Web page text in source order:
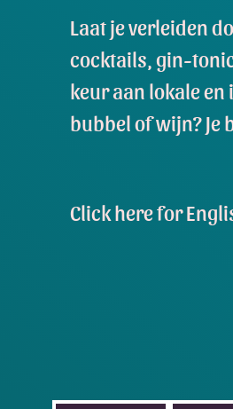
Laat je verleiden
cocktails, gin-
keur aan lokale
bubbel of wijn? Je
Click here for